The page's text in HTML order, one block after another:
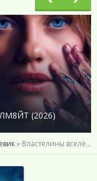
(2026)
» Властелины вселенной (2026)